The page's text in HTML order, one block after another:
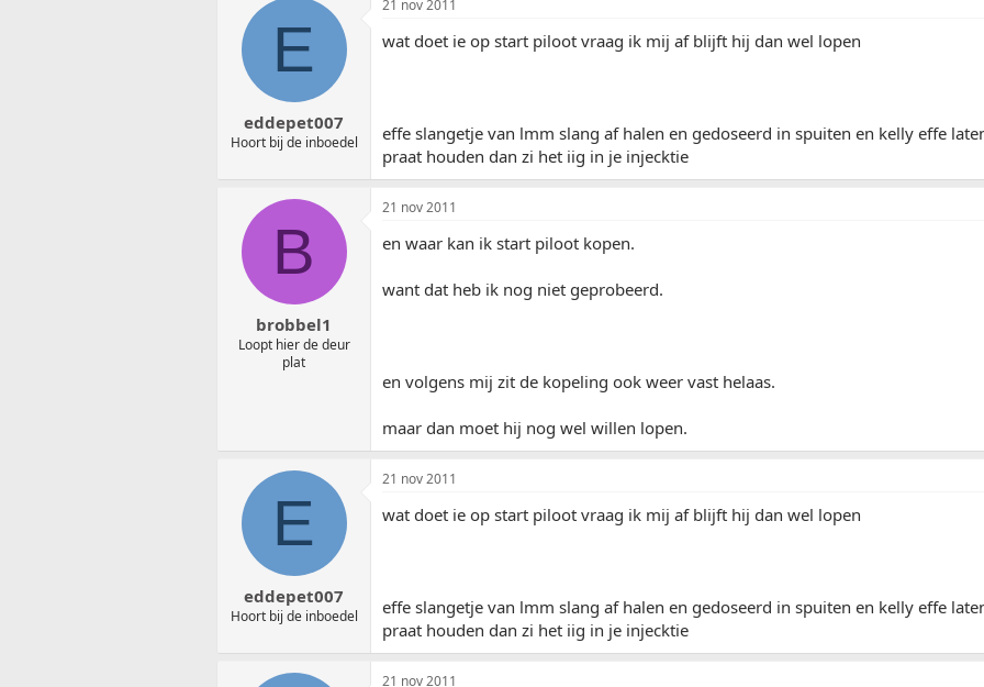
E
eddepet007
Hoort bij de inboedel
21 nov 2011
wat doet ie op start piloot vraag ik mij af blijft hij dan wel lopen
effe slangetje van lmm slang af halen en gedoseerd in spuiten en kelly effe
praat houden dan zi het iig in je injecktie
B
brobbel1
Loopt hier de deur
plat
21 nov 2011
en waar kan ik start piloot kopen.
want dat heb ik nog niet geprobeerd.
en volgens mij zit de kopeling ook weer vast helaas.
maar dan moet hij nog wel willen lopen.
E
eddepet007
Hoort bij de inboedel
21 nov 2011
wat doet ie op start piloot vraag ik mij af blijft hij dan wel lopen
effe slangetje van lmm slang af halen en gedoseerd in spuiten en kelly effe
praat houden dan zi het iig in je injecktie
21 nov 2011